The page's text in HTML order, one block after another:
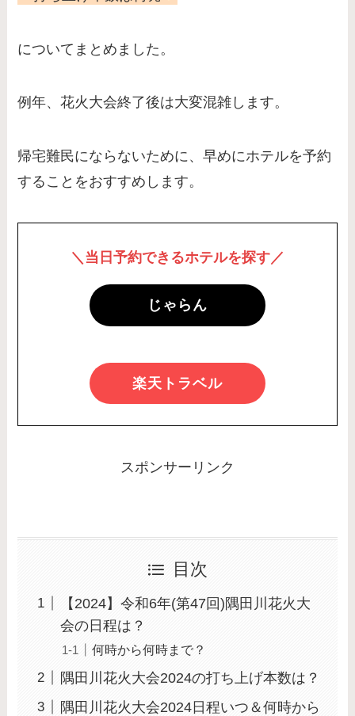
についてまとめました。
例年、花火大会終了後は大変混雑します。
帰宅難民にならないために、早めにホテルを予約
することをおすすめします。
＼当日予約できるホテルを探す／
じゃらん
楽天トラベル
スポンサーリンク
目次
【2024】令和6年(第47回)隅田川花火大
会の日程は？
何時から何時まで？
隅田川花火大会2024の打ち上げ本数は？
隅田川花火大会2024日程いつ＆何時から